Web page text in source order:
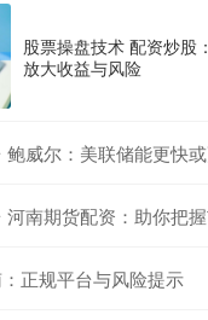
股票操盘技术 配资炒股
放大收益与风险
联储能更快或更慢地回拨限制性政
期货配资：助你把握市场
正规平台与风险提示